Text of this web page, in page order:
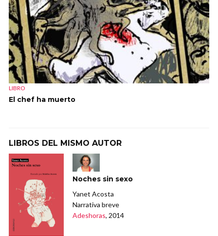
LIBRO
El chef ha muerto
LIBROS DEL MISMO AUTOR
Noches sin sexo
Yanet Acosta
Narrativa breve
Adeshoras, 2014